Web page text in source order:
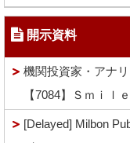
開示資料
機関投資家・アナ
【7084】Ｓｍｉｌ
[Delayed] Milbon